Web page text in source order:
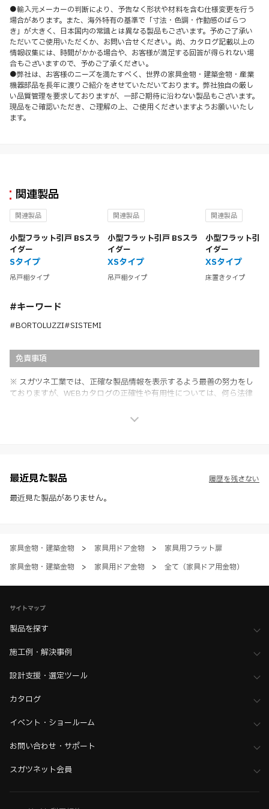
●輸入元メーカーの判断により、予告なく形状や材料を含む仕様変更を行う
場合があります。また、海外特有の基準で「寸法・色調・作動感のばらつ
き」が大きく、日本国内の常識とは異なる製品もございます。予めご了承い
ただいてご使用いただくか、お問い合せください。尚、カタログ記載以上の
情報収集には、時間がかかる場合や、お客様が満足する回答が得られない場
合もございますので、予めご了承ください。
●弊社は、お客様のニーズを満たすべく、世界の家具金物・建築金物・産業
機器部品を長年に渡りご紹介をさせていただいております。弊社独自の厳し
い品質管理を要求しておりますが、一部ご期待に沿わない製品もございます。
現品をご確認いただき、ご理解の上、ご使用くださいますようお願いいたし
ます。
関連製品
関連製品
小型フラット引戸 BSスラ
イダー
Sタイプ
吊戸棚タイプ
関連製品
小型フラット引戸 BSスラ
イダー
XSタイプ
吊戸棚タイプ
関連製品
小型フラット引
イダー
XSタイプ
床置きタイプ
#キーワード
#BORTOLUZZI#SISTEMI
免責事項
※ スガツネ工業では、正確な製品情報を表示するよう最善の努力をし
ておりますが、WEBカタログの正確性や有用性については、何ら法律
社製品の使用ご検討、又は販売促進目的の利用に限ります。
※ 本WEBサイト製品情報のご利用にあたっては、WEBサイト利用規
約、プライバシーポリシー、製品情報ガイドをご確認いただき、内容の
最近見た製品
最近見た製品がありません。
履歴を残さない
家具金物・建築金物 > 家具用ドア金物 >
家具用フラット扉
家具金物・建築金物
> 家具用ドア金物 > 全て（家具ドア用金物）
サイトマップ
製品を探す
施工例・解決事例
設計支援・選定ツール
カタログ
イベント・ショールーム
お問い合わせ・サポート
スガツネット会員